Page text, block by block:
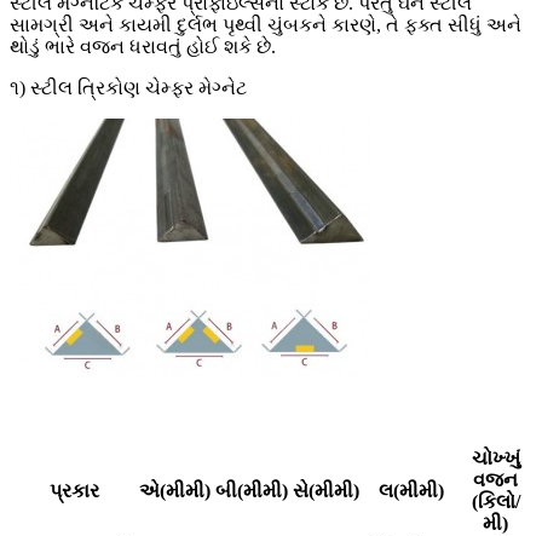
સામગ્રી અને કાયમી દુર્લભ પૃથ્વી ચુંબકને કારણે, તે ફક્ત સીધું અને
થોડું ભારે વજન ધરાવતું હોઈ શકે છે.
૧) સ્ટીલ ત્રિકોણ ચેમ્ફર મેગ્નેટ
પ્રકાર એ(મીમી) બી(મીમી) સે(મીમી) લ(મીમી)
ચોખ્ખું
વજન
(કિલો/
મી)